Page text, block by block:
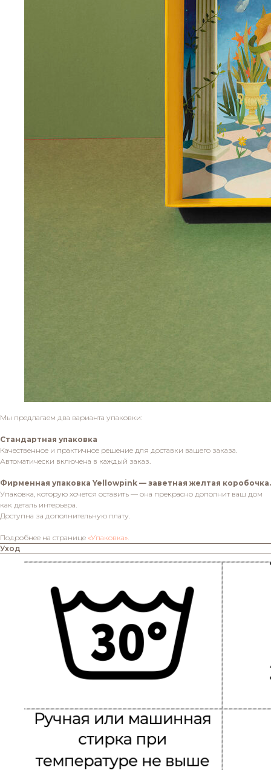
Мы предлагаем два варианта упаковки:
Стандартная упаковка
Качественное и практичное решение для доставки вашего заказа.
Автоматически включена в каждый заказ.
Фирменная упаковка Yellowpink — заветная желтая коробочка.
Упаковка, которую хочется оставить — она прекрасно дополнит ваш дом
как деталь интерьера.
Доступна за дополнительную плату.
Подробнее на странице «Упаковка».
Уход